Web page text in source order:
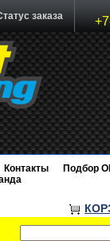
заказа
Контакты
Подбор